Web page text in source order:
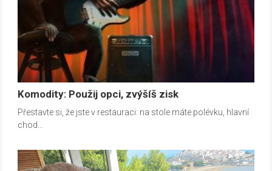
Komodity: Použij opci, zvýšíš zisk
Přestavte si, že jste v restauraci: na stole máte polévku, hlavní
chod…